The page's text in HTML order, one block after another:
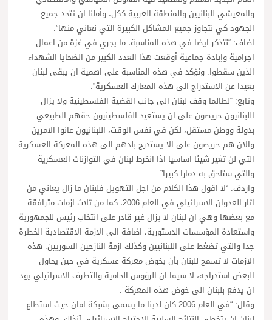
والمعيشي للبنانيين والمنطقة العربية ككل، وأملنا ان تتحد جميع
الجهود كي نتجاوز جميع المشاكل الكبيرة التي نعاني منها”.
اضاف: “نتذكر ايضا في هذه المناسبة، ما يجري في غزة من اعمال
اجرامية وإبادة جماعية أوقعت هذا العدد الكبير من الضحايا الشهداء
الذين سقطوا. ونؤكد في هذه المناسبة على اهمية ان يبقى لبنان
بعيدا عن الاستدراج الى هذه المعارك العسكرية”.
وتابع: “لطالما وقف لبنان الى جانب القضية الفلسطينية ولا يزال
اللبنانيون حريصون على ان يستعيد الفلسطينيون حقهم الطبيعي
بدولة ووطن مستقل، لكن في نفس الوقت، اللبنانيون عانوا الامرين
والان هم حريصون على الا يستدرج بلدهم الى هذه المعركة العسكرية
التي لن تغير شيئا اساسيا اذا انخرط لبنان في التوازنات العسكرية
والتي ستلحق به دمارا كبيرا”.
واردف: “لا اقول هذا الكلام من اجل التهويل فلبنان ما زال يعاني من
اثار العدوان الاسرائيلي في العام 2006، كما من ثلاث ازمات مترافقة
مع بعضها وهي ان لبنان لا يزال غير قادر على انتخاب رئيس للجمهورية
واستعادة المؤسسات الدستورية، اضافة الى الازمة الاقتصادية الخطرة
جدا والتي تضغط على اللبنانيين وكذلك ازمة النازحين السوريين. هذه
الازمات لا تسمح للبنان بأن يخوض معركة عسكرية في حين يحاول
البعض استدراجه، لا سيما ان الرؤوس الحامية والتطرف الاسرائيلي يود
ان يدفع بلبنان الى خوض هذه المعركة”.
وقال: “في العام 2006 كان لدينا ما يسمى بشبكة امان حيث استطاع